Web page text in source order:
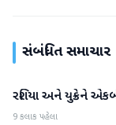
સંબંધિત સમાચાર
આંતરરાષ્ટ્રીય
9 કલાક પહેલા